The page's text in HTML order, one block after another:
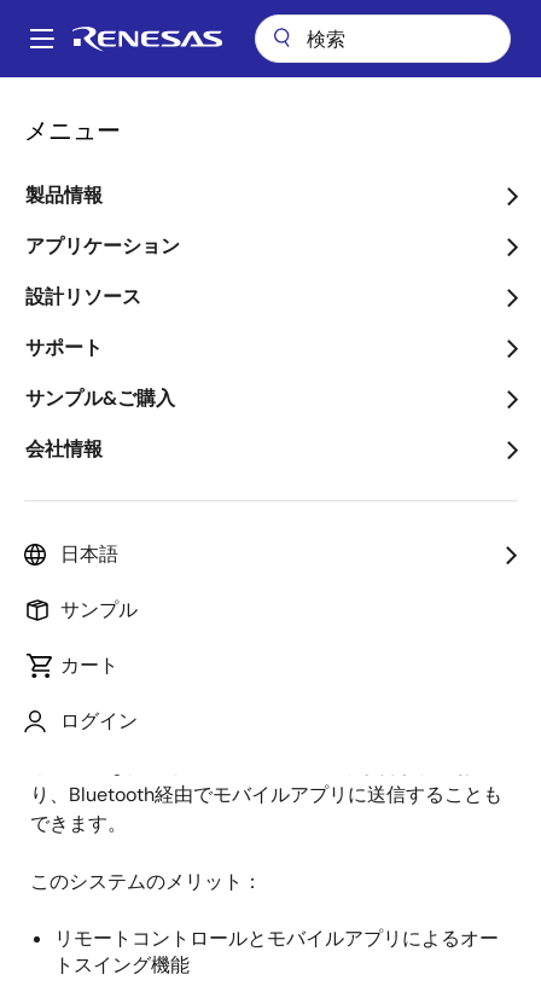
ン
Main
メニュー
製品情報
アプリケーション
設計リソース
サポート
サンプル&ご購入
会社情報
日本語
サンプル
カート
ログイン
パ
ン
く
ず
スマートゆりかご
スマートゆりかご
概要
概
要
説明
説
明
このスマートゆりかごと赤ちゃん見守りシステムは、
家庭や病院での使用を想定して設計されており、泣き
声の検出やリアルタイムのアラートなど、基本的な安
全機能を提供します。 リモコンの自動スイング機能
り、Bluetooth経由でモバイルアプリに送信することも
できます。
このシステムのメリット：
リモートコントロールとモバイルアプリによるオー
トスイング機能